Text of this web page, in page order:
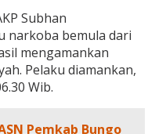
Subhan
narkoba bemula dari
mengamankan
Pelaku diamankan,
Wib.
Pemkab Bungo